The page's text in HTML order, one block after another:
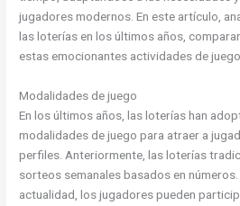
jugadores modernos. En este artículo,
las loterías en los últimos años,
estas emocionantes actividades de
Modalidades de juego
En los últimos años, las loterías han
modalidades de juego para atraer a
perfiles. Anteriormente, las loterías
sorteos semanales basados en números.
actualidad, los jugadores pueden